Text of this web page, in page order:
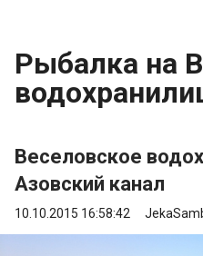
Рыбалка на
Веселовское
Азовский канал
10.10.2015 16:58:42